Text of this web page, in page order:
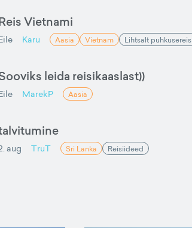
Vietnami
Karu Aasia Vietnam Lihtsalt puhkusereis
leida reisikaaslast))
MarekP Aasia
aug TruT Sri Lanka Reisiideed